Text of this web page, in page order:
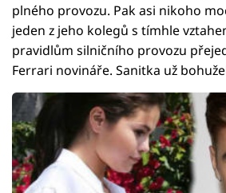
plného provozu. Pak asi nikoho
jeden z jeho kolegů s tímhle
pravidlům silničního provozu
Ferrari novináře. Sanitka už